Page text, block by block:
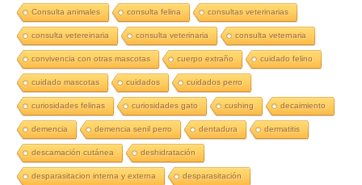
Consulta animales consulta felina consultas veterinarias
consulta vetereinaria consulta veterinaria consulta veternaria
convivencia con otras mascotas cuerpo extraño cuidado felino
cuidado mascotas cuidados cuidados perro
curiosidades felinas curiosidades gato cushing decaimiento
demencia demencia senil perro dentadura dermatitis
descamación cutánea deshidratación
desparasitacion interna y externa desparasitación